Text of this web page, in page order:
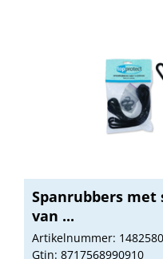
Spanrubbers met
van ...
Artikelnummer: 1482580
Gtin: 8717568990910